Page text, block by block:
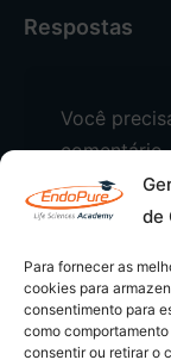
de
Para fornecer as
cookies para
consentimento para
como
consentir ou retirar o
Respostas
Você
comentário.